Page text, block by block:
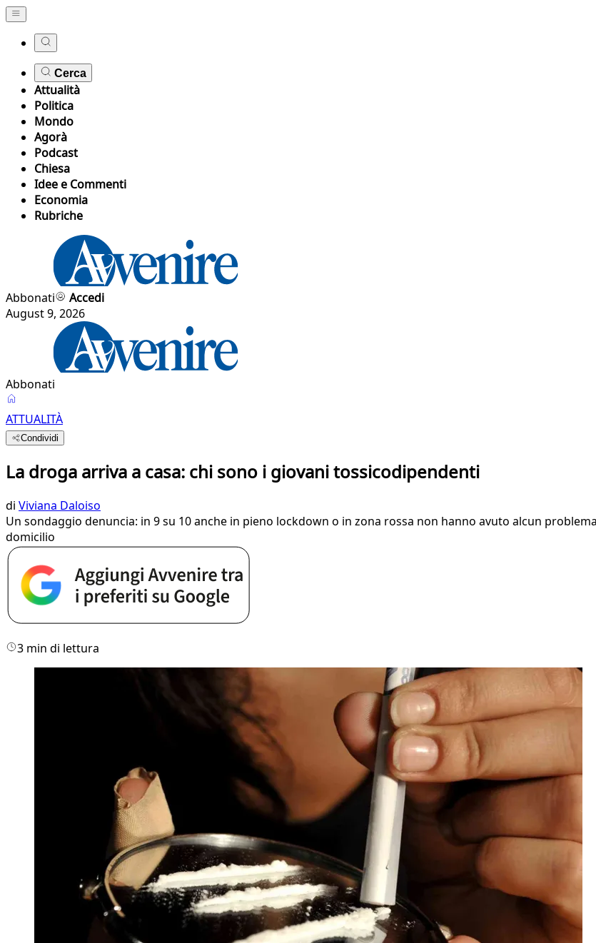
Cerca
Attualità
Politica
Mondo
Agorà
Podcast
Chiesa
Idee e Commenti
Economia
Rubriche
Abbonati
Accedi
August 9, 2026
Abbonati
ATTUALITÀ
Condividi
La droga arriva a casa: chi sono i giovani tossicodipendenti
di Viviana Daloiso
Un sondaggio denuncia: in 9 su 10 anche in pieno lockdown o in zona rossa non hanno avuto alcun
domicilio
3 min di lettura